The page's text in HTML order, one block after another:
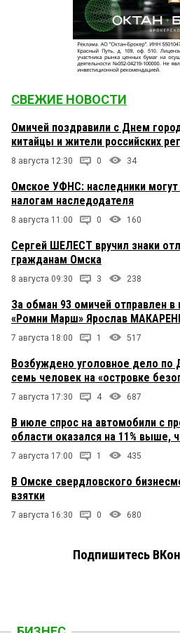
СВЕЖИЕ НОВОСТИ
Омичей поздравили с Днем
китайцы и жители российских
8 августа 12:30 0 34
Омское УФНС: наследники могут
налогам наследодателя
8 августа 11:00 0 160
Сергей ШЕЛЕСТ вручил знаки
гражданам Омска
8 августа 09:30 3 238
За обман 93 омичей отправлен
«Ромни Марш» Ярослав
7 августа 18:00 1 517
Возбуждено уголовное дело
семь человек на «островке
7 августа 17:30 4 687
В июле спрос на автомобили с
области оказался на 11% выше,
7 августа 17:00 1 435
В Омске свердловского
взятки
7 августа 16:30 0 680
Подпишитесь